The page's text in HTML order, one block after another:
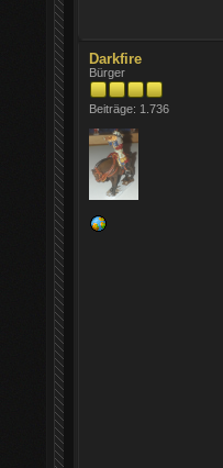
Darkfire
Bürger
Beiträge: 1.736